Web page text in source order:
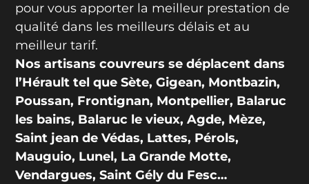
pour vous apporter la meilleur prestation de
qualité dans les meilleurs délais et au
meilleur tarif.
Nos artisans couvreurs se déplacent dans
l’Hérault tel que Sète, Gigean, Montbazin,
Poussan, Frontignan, Montpellier, Balaruc
les bains, Balaruc le vieux, Agde, Mèze,
Saint jean de Védas, Lattes, Pérols,
Mauguio, Lunel, La Grande Motte,
Vendargues, Saint Gély du Fesc…